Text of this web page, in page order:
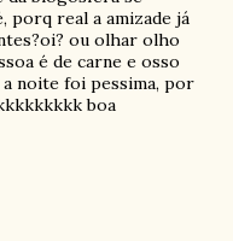
porq real a amizade já
ou olhar olho
é de carne e osso
noite foi pessima, por
boa